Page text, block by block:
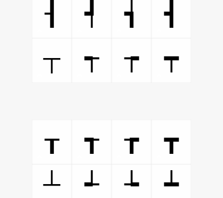
┨ ┩ ┪
┫
┬
┭ ┮ ┯
┰ ┱ ┲
┳
┴
┵ ┶
┷